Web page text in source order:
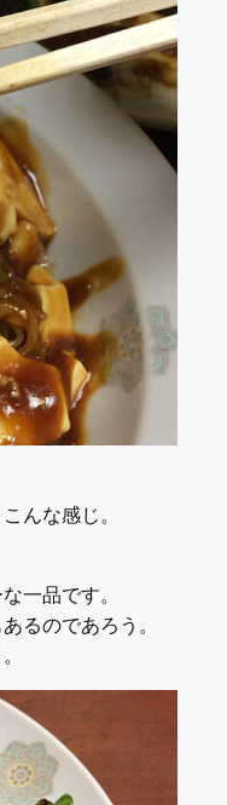
んな感じ。
一品です。
るのであろう。